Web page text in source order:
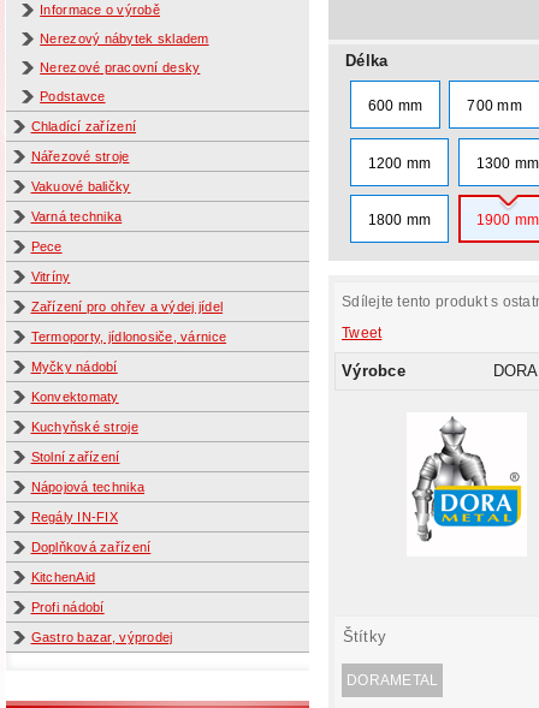
Informace o výrobě
Nerezový nábytek skladem
Nerezové pracovní desky
Podstavce
Chladící zařízení
Nářezové stroje
Vakuové baličky
Varná technika
Pece
Vitríny
Zařízení pro ohřev a výdej jídel
Termoporty, jídlonosiče, várnice
Myčky nádobí
Konvektomaty
Kuchyňské stroje
Stolní zařízení
Nápojová technika
Regály IN-FIX
Doplňková zařízení
KitchenAid
Profi nádobí
Gastro bazar, výprodej
Délka
600 mm 700 mm
1200 mm 1300 mm
1800 mm 1900 mm
Sdílejte tento produkt s
Tweet
Výrobce
Štítky
DORAMETAL